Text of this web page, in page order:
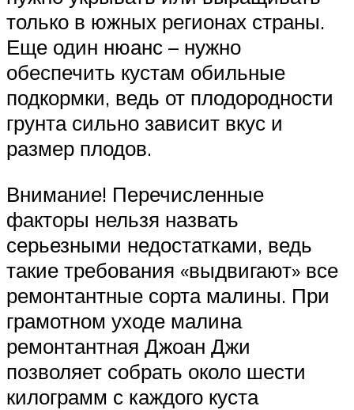
только в южных регионах страны.
Еще один нюанс – нужно
обеспечить кустам обильные
подкормки, ведь от плодородности
грунта сильно зависит вкус и
размер плодов.
Внимание! Перечисленные
факторы нельзя назвать
серьезными недостатками, ведь
такие требования «выдвигают» все
ремонтантные сорта малины. При
грамотном уходе малина
ремонтантная Джоан Джи
позволяет собрать около шести
килограмм с каждого куста